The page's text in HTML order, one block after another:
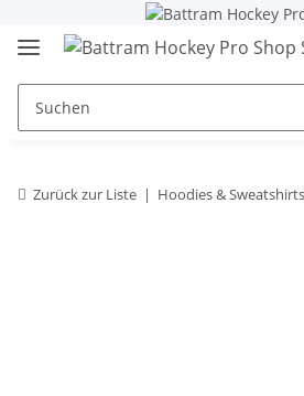
Zurück zur Liste Hoodies & Sweatshirts